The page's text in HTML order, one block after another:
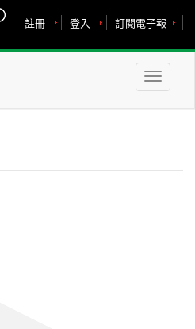
訂閱電子報
登入
註冊
Toggle